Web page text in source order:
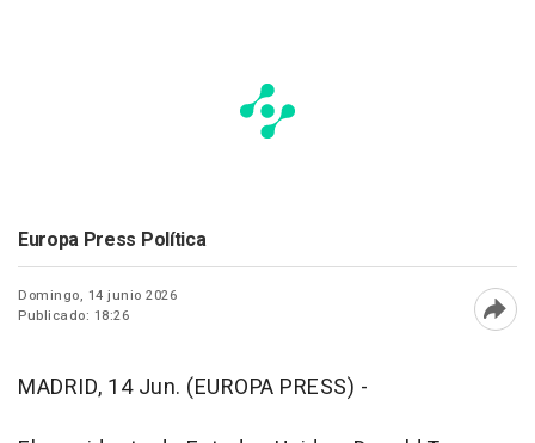
Europa Press Política
Domingo, 14 junio 2026
Publicado: 18:26
MADRID, 14 Jun. (EUROPA PRESS) -